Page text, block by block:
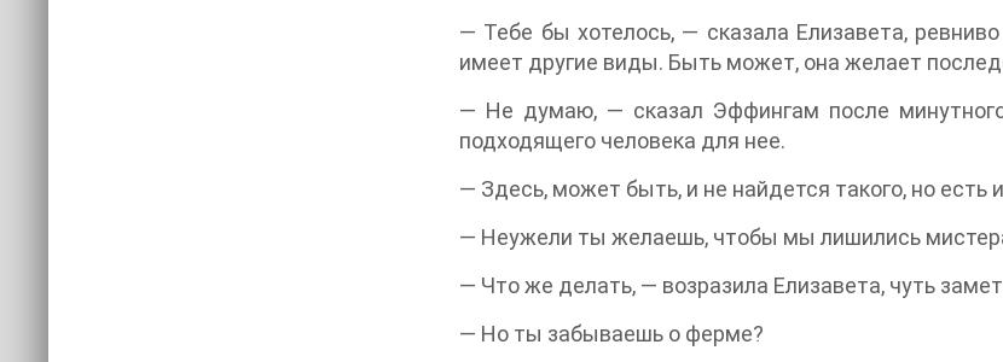
— Тебе бы хотелось, — сказала Елизавета,
имеет другие виды. Быть может, она желает
— Не думаю, — сказал Эффингам после
подходящего человека для нее.
— Здесь, может быть, и не найдется такого, но есть
— Неужели ты желаешь, чтобы мы лишились
— Что же делать, — возразила Елизавета, чуть
— Но ты забываешь о ферме?